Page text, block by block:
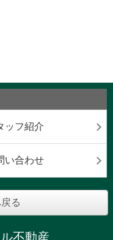
ッフ紹介
い合わせ
る
不動産